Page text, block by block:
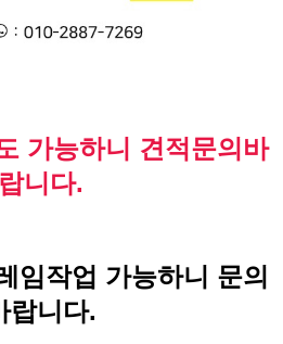
가능하니 견적문의바
랍니다.
임작업 가능하니 문의
랍니다.